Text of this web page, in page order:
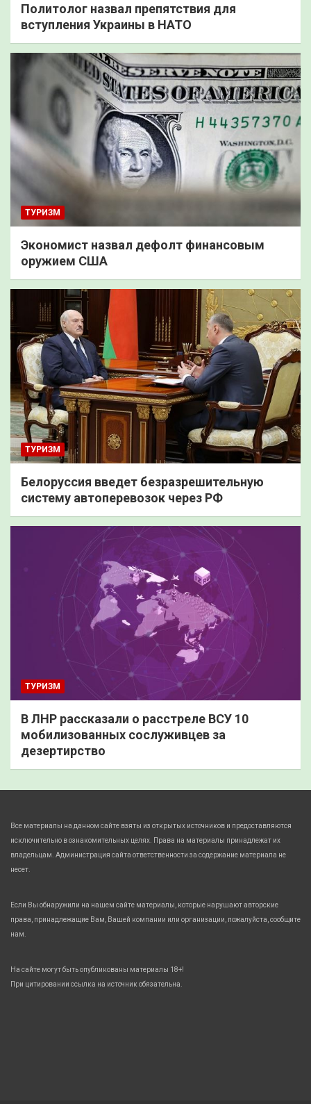
Политолог назвал препятствия для
вступления Украины в НАТО
ТУРИЗМ
Экономист назвал дефолт финансовым
оружием США
ТУРИЗМ
Белоруссия введет безразрешительную
систему автоперевозок через РФ
ТУРИЗМ
В ЛНР рассказали о расстреле ВСУ 10
мобилизованных сослуживцев за
дезертирство
Все материалы на данном сайте взяты из открытых источников и предоставляются
исключительно в ознакомительных целях. Права на материалы принадлежат их
владельцам. Администрация сайта ответственности за содержание материала не
несет.
Если Вы обнаружили на нашем сайте материалы, которые нарушают авторские
права, принадлежащие Вам, Вашей компании или организации, пожалуйста, сообщите
нам.
На сайте могут быть опубликованы материалы 18+!
При цитировании ссылка на источник обязательна.